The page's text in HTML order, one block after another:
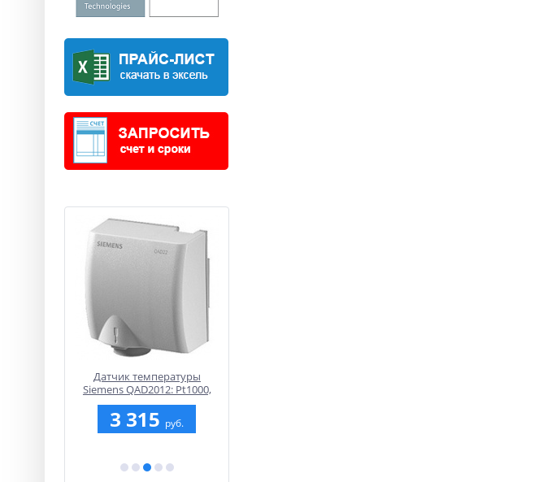
Датчик температуры
Siemens QAD2012: Pt1000,
IP42
3 315 руб.